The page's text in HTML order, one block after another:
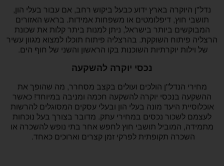
נדל"ן היוקרה בארץ ידוע כבעל ביקוש רחב, אם עבור בעלי הון,
תושבי חוץ, דיפלומטים או משפחות אמידות. בראש האזורים
המבוקשים ביותר בישראל, ניתן למנות ביתר קלות את שכונת
הרצליה פיתוח השוקקת. בהרצליה פיתוח תוכלו למצוא מגוון עשיר
של וילות יוקרתיות השוכנות בקו הראשון והשני של חוף הים.
נכסי יוקרה להשקעה
מחירי הנדל"ן הולכים ועולים בקצב מסחרר, מה שהופך את
ההשקעה בנכסי יוקרה להשקעה חכמה ומניבה במיוחד! כאשר
אוכלוסיית היעד מונה בעלי הון ובעלי עסקים המסוגלים להרשות
לעצמם לשכור נכסים במחירי עתק. מדובר בצורך בעל נוכחות
מתמידה, המוביל תושבי חוץ לחפש אחר בתי נופש להשכרה או
השכרה תקופתית לפרקי זמן קצרים וארוכים כאחד.